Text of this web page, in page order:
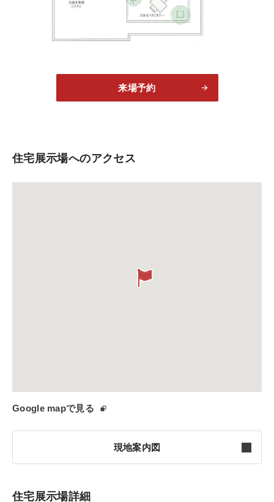
来場予約
住宅展示場へのアクセス
Google mapで見る
現地案内図
住宅展示場詳細